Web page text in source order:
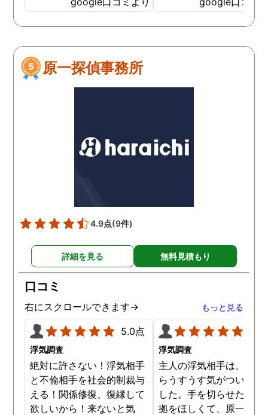
てくださっていることが伝
わってくるLINEをいただき
みると、旭法さんの第一声
は、「奥さん、ちゃんと食
べれてますか？ちゃんと眠
とにしました。 旭法さん
は、何度も何度も私の相談
談もできなかった私を救っ
てくれたのは、紛れもなく
旭法さんです。 調査場所が
旭川市外の時もありました
が、長年の経験とプロの対
応力を持ってして、見事に
証拠を掴んでくれました。
調査内容も料金も納得。何
より、信頼できます。 私
に、一歩踏み出す勇気と戦
う力を与えてくれた旭法さ
んには感謝しています。
原一探偵事務所
4.9点(9件)
詳細を見る 無料見積もり
口コミ
右にスクロールできます→ もっと見る
5.0点
浮気調査
絶対に許さない！浮気相手
と不倫相手を社会的制裁与
える！関係修復、復縁して
欲しいから！来ないと気
浮気調査
主人の浮気相手は、以前
らうすうす気がついてい
した。手を切らせたくて
拠をほしくて、原一さん